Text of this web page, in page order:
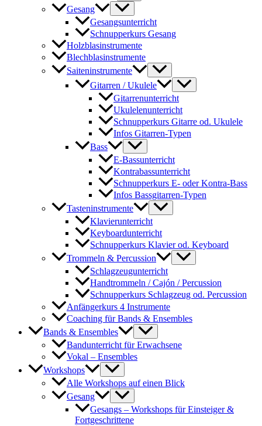
Gesang
Gesangsunterricht
Schnupperkurs Gesang
Holzblasinstrumente
Blechblasinstrumente
Saiteninstrumente
Gitarren / Ukulele
Gitarrenunterricht
Ukulelenunterricht
Schnupperkurs Gitarre od. Ukulele
Infos Gitarren-Typen
Bass
E-Bassunterricht
Kontrabassunterricht
Schnupperkurs E- oder Kontra-Bass
Infos Bassgitarren-Typen
Tasteninstrumente
Klavierunterricht
Keyboardunterricht
Schnupperkurs Klavier od. Keyboard
Trommeln & Percussion
Schlagzeugunterricht
Handtrommeln / Cajón / Percussion
Schnupperkurs Schlagzeug od. Percussion
Anfängerkurs 4 Instrumente
Coaching für Bands & Ensembles
Bands & Ensembles
Bandunterricht für Erwachsene
Vokal – Ensembles
Workshops
Alle Workshops auf einen Blick
Gesang
Gesangs – Workshops für Einsteiger &
Fortgeschrittene